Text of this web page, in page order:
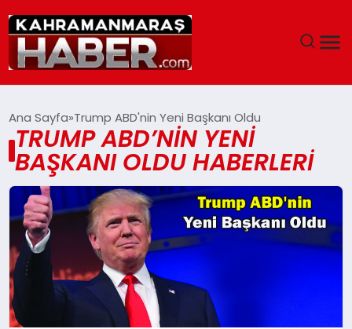
SIYASET
EĞITIM
EKONOMI
SAĞLIK
Ana Sayfa Trump ABD'nin Yeni Başkanı Oldu
TRUMP ABD’NIN YENI
BAŞKANI OLDU HABERLERI